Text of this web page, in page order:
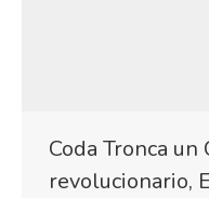
Coda Tronca un
revolucionario,